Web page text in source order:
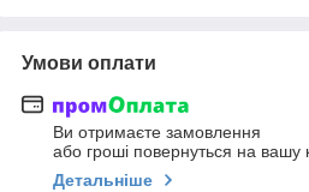
Умови оплати
Ви отримаєте замовлення
або гроші повернуться на вашу
Детальніше